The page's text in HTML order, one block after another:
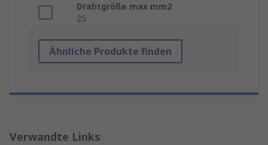
Drahtgröße max mm2
25
Ähnliche Produkte finden
Verwandte Links